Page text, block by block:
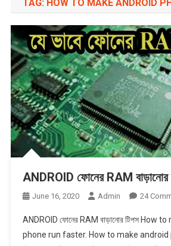
TAG: HOW TO MAKE ANDROID
ANDROID ফোনের RAM বাড়ানোর
June 16, 2020 Admin 24
ANDROID ফোনের RAM বাড়ানোর টিপস How
phone run faster. How to make android